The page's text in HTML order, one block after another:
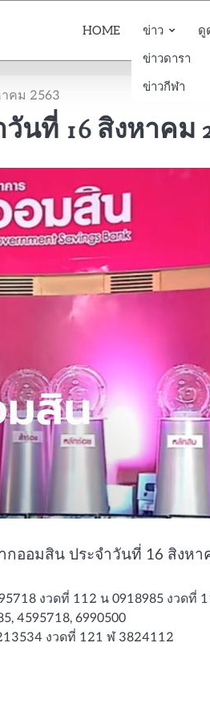
HOME
ข่าว
ข่าวดารา
ข่าวกีฬา
ดู
คม 2563
นที่ 16 สิงหาคม
ออมสิน ประจำวันที่ 16 สิงหา
งวดที่ 112 น 0918985 งวดที่
4595718, 6990500
งวดที่ 121 ฬ 3824112